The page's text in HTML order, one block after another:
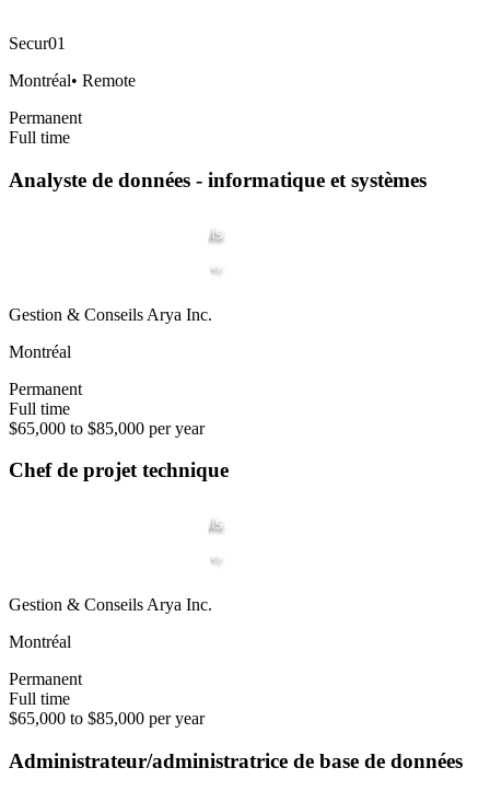
Secur01
Montréal• Remote
Permanent
Full time
Analyste de données - informatique et systèmes
Gestion & Conseils Arya Inc.
Montréal
Permanent
Full time
$65,000 to $85,000 per year
Chef de projet technique
Gestion & Conseils Arya Inc.
Montréal
Permanent
Full time
$65,000 to $85,000 per year
Administrateur/administratrice de base de données